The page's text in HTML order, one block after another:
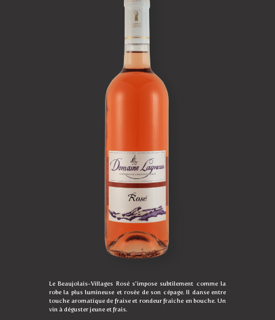
Le Beaujolais-Villages Rosé s’impose subtilement comme la
robe la plus lumineuse et rosée de son cépage. Il danse entre
touche aromatique de fraise et rondeur fraîche en bouche. Un
vin à déguster jeune et frais.